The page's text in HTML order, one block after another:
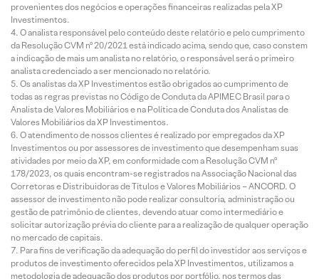
provenientes dos negócios e operações financeiras realizadas pela XP
Investimentos.
O analista responsável pelo conteúdo deste relatório e pelo cumprimento
da Resolução CVM nº 20/2021 está indicado acima, sendo que, caso constem
a indicação de mais um analista no relatório, o responsável será o primeiro
analista credenciado a ser mencionado no relatório.
Os analistas da XP Investimentos estão obrigados ao cumprimento de
todas as regras previstas no Código de Conduta da APIMEC Brasil para o
Analista de Valores Mobiliários e na Política de Conduta dos Analistas de
Valores Mobiliários da XP Investimentos.
O atendimento de nossos clientes é realizado por empregados da XP
Investimentos ou por assessores de investimento que desempenham suas
atividades por meio da XP, em conformidade com a Resolução CVM nº
178/2023, os quais encontram-se registrados na Associação Nacional das
Corretoras e Distribuidoras de Títulos e Valores Mobiliários – ANCORD. O
assessor de investimento não pode realizar consultoria, administração ou
gestão de patrimônio de clientes, devendo atuar como intermediário e
solicitar autorização prévia do cliente para a realização de qualquer operação
no mercado de capitais.
Para fins de verificação da adequação do perfil do investidor aos serviços e
produtos de investimento oferecidos pela XP Investimentos, utilizamos a
metodologia de adequação dos produtos por portfólio, nos termos das